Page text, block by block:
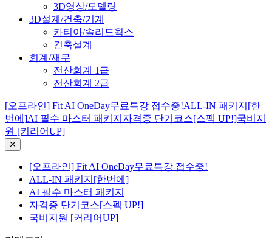
3D영상/모델링
3D설계/건축/기계
카티아/솔리드웍스
건축설계
회계/재무
전산회계 1급
전산회계 2급
[오프라인] Fit AI OneDay무료특강 접수중!ALL-IN 패키지[한
번에]AI 필수 마스터 패키지 자격증 단기코스[스펙 UP!]국비지
원 [커리어UP]
[오프라인] Fit AI OneDay무료특강 접수중!
ALL-IN 패키지[한번에]
AI 필수 마스터 패키지
자격증 단기코스[스펙 UP!]
국비지원 [커리어UP]